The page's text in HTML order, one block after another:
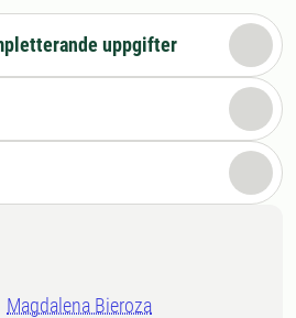
uppgifter
Magdalena Bieroza